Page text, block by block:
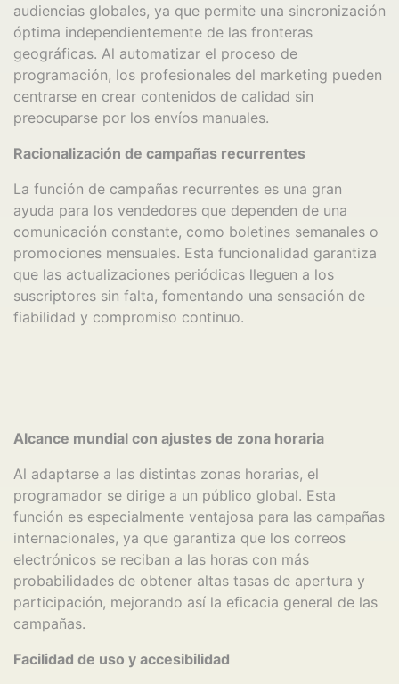
audiencias globales, ya que permite una sincronización
óptima independientemente de las fronteras
geográficas. Al automatizar el proceso de
programación, los profesionales del marketing pueden
centrarse en crear contenidos de calidad sin
preocuparse por los envíos manuales.
Racionalización de campañas recurrentes
La función de campañas recurrentes es una gran
ayuda para los vendedores que dependen de una
comunicación constante, como boletines semanales o
promociones mensuales. Esta funcionalidad garantiza
que las actualizaciones periódicas lleguen a los
suscriptores sin falta, fomentando una sensación de
fiabilidad y compromiso continuo.
Alcance mundial con ajustes de zona horaria
Al adaptarse a las distintas zonas horarias, el
programador se dirige a un público global. Esta
función es especialmente ventajosa para las campañas
internacionales, ya que garantiza que los correos
electrónicos se reciban a las horas con más
probabilidades de obtener altas tasas de apertura y
participación, mejorando así la eficacia general de las
campañas.
Facilidad de uso y accesibilidad